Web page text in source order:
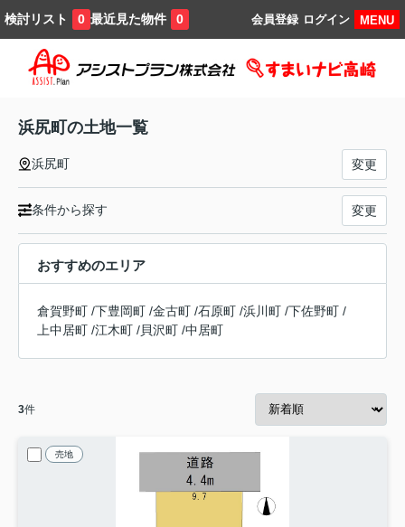
検討リスト 0 最近見た物件 0 MENU
ログイン
会員登録
浜尻町の土地一覧
浜尻町 変更
条件から探す 変更
おすすめのエリア
倉賀野町 /下豊岡町 /金古町 /石原町 /浜川町 /下佐野町 /
上中居町 /江木町 /貝沢町 /中居町
3件
売地